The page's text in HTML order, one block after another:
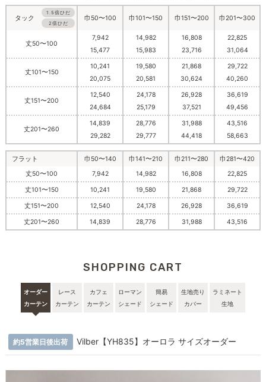
タック
1.5倍ひだ
2倍ひだ
巾50〜100 巾101〜150 巾151〜200 巾201〜300
丈50〜100
7,942
15,477
14,982
15,983
16,808
23,716
22,825
31,064
丈101〜150
10,241
20,075
19,580
20,581
21,868
30,624
29,722
40,260
丈151〜200
12,540
24,684
24,178
25,179
26,928
37,521
36,619
49,456
丈201〜260
14,839
29,282
28,776
29,777
31,988
44,418
43,516
58,663
フラット 巾50〜140 巾141〜210 巾211〜280
巾281〜420
丈50〜100
7,942 14,982 16,808 22,825
丈101〜150 10,241 19,580 21,868 29,722
丈151〜200 12,540 24,178 26,928 36,619
丈201〜260 14,839 28,776 31,988 43,516
SHOPPING CART
オーダー
カーテン
レース
カーテン
カフェ
カーテン
ローマン
シェード
簡易
シェード
生地売り
カバー
ラミネート
生地
約5営業日後出荷 Vilber【YH835】オーロラ サイズオーダー